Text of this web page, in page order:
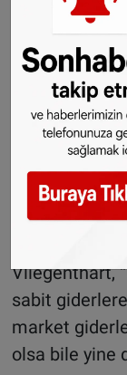
sayısında
Vliegenthart
gerçekten
görüyoruz.
ediliyor - bu
üstündeki
ifade kullandı.
Geliri yüksek
giderler’ ile
Vliegenthart,
sabit
market
olsa bile yine